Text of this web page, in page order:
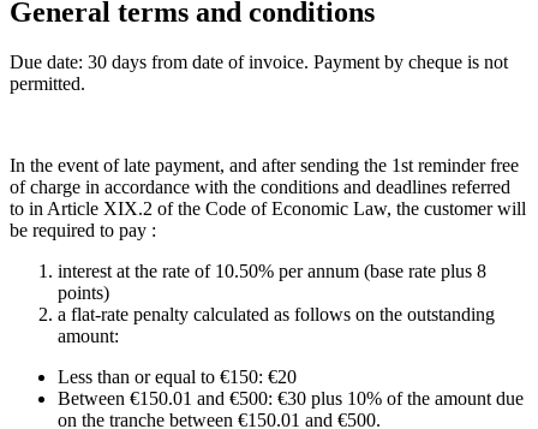
General terms and conditions
Due date: 30 days from date of invoice. Payment by cheque is not
permitted.
In the event of late payment, and after sending the 1st reminder free
of charge in accordance with the conditions and deadlines referred
to in Article XIX.2 of the Code of Economic Law, the customer will
be required to pay :
interest at the rate of 10.50% per annum (base rate plus 8
points)
a flat-rate penalty calculated as follows on the outstanding
amount:
Less than or equal to €150: €20
Between €150.01 and €500: €30 plus 10% of the amount due
on the tranche between €150.01 and €500.